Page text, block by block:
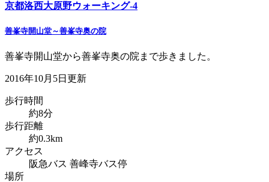
京都洛西大原野ウォーキング-4
善峯寺開山堂～善峯寺奥の院
善峯寺開山堂から善峯寺奥の院まで歩きました。
2016年10月5日更新
歩行時間
約8分
歩行距離
約0.3km
アクセス
阪急バス 善峰寺バス停
場所